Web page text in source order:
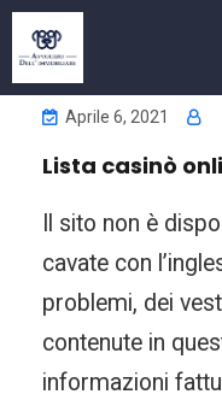
Aprile 6, 2021
Lista casinò
Il sito non è
cavate con
problemi, dei
contenute in
informazioni